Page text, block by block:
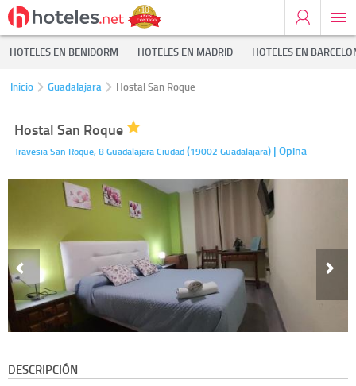
HOTELES EN BENIDORM HOTELES EN MADRID HOTELES EN
Inicio Guadalajara Hostal San Roque
Hostal San Roque
Travesia San Roque, 8Guadalajara Ciudad(19002 Guadalajara) | Opina
DESCRIPCIÓN